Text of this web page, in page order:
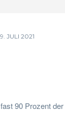
JULI 2021
90 Prozent